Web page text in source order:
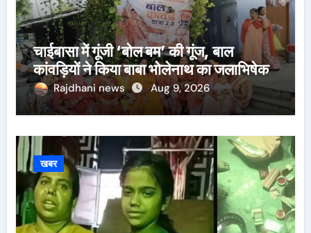
चाईबासा में गूंजी ‘बोल बम’ की गूंज, बाल
कांवड़ियों ने किया बाबा भोलेनाथ का जलाभिषेक
Rajdhani news Aug 9, 2026
खबर